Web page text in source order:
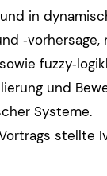
in
‑vorhersage,
und
Systeme.
stellte